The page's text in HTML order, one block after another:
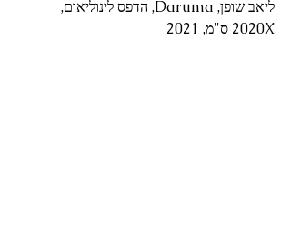
ליאב שופן, Daruma, הדפס לינוליאום,
2020X ס"מ, 2021